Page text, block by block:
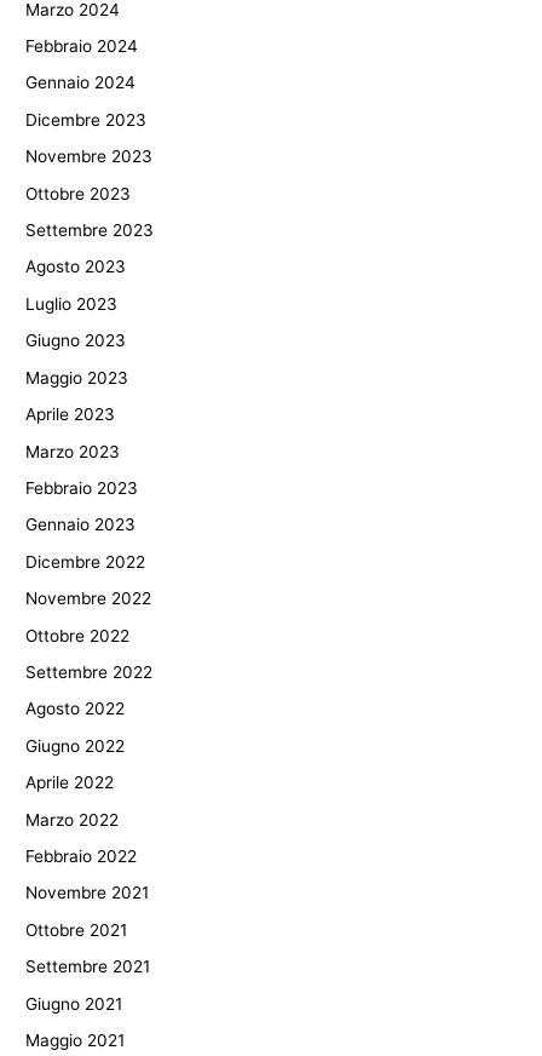
Marzo 2024
Febbraio 2024
Gennaio 2024
Dicembre 2023
Novembre 2023
Ottobre 2023
Settembre 2023
Agosto 2023
Luglio 2023
Giugno 2023
Maggio 2023
Aprile 2023
Marzo 2023
Febbraio 2023
Gennaio 2023
Dicembre 2022
Novembre 2022
Ottobre 2022
Settembre 2022
Agosto 2022
Giugno 2022
Aprile 2022
Marzo 2022
Febbraio 2022
Novembre 2021
Ottobre 2021
Settembre 2021
Giugno 2021
Maggio 2021